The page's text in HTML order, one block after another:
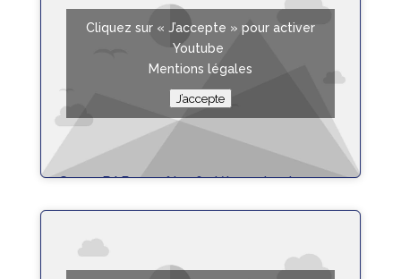
Crono PAR 4 arrêter & débrancher la
Cliquez sur « J’accepte » pour activer
Youtube
Mentions légales
J’accepte